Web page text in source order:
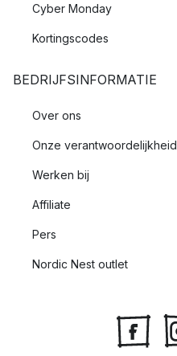
Cyber Monday
Kortingscodes
BEDRIJFSINFORMATIE
Over ons
Onze verantwoordelijkheid
Werken bij
Affiliate
Pers
Nordic Nest outlet